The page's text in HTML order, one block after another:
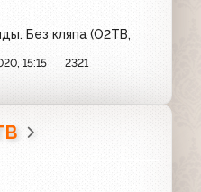
Без кляпа (О2ТВ,
15:15 2321